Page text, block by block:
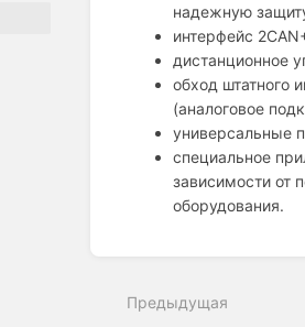
надежную
интерфейс
дистанционное
обход штатного
(аналоговое
универсальные
специальное
зависимости от
оборудования.
mode
Предыдущая